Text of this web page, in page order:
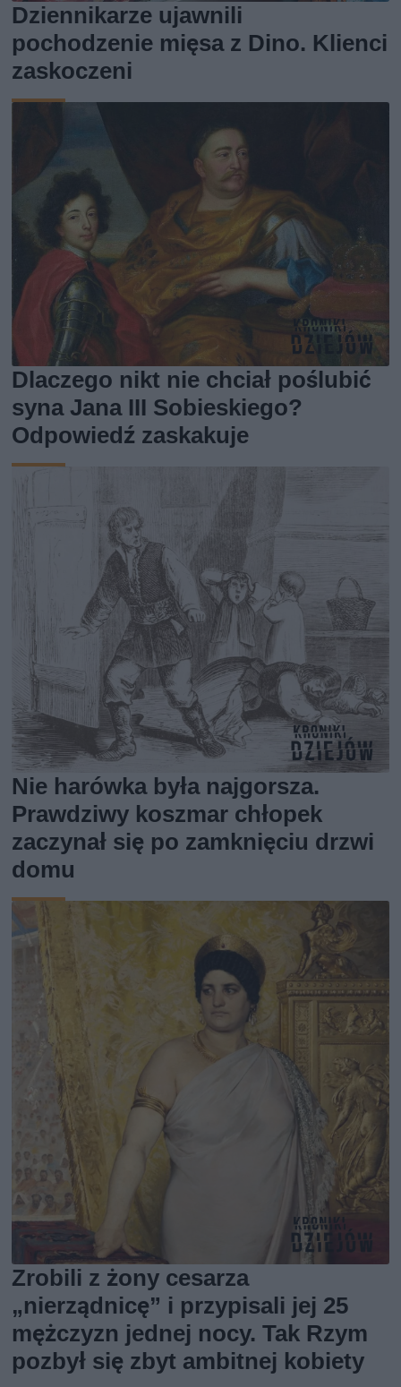
Dziennikarze ujawnili
pochodzenie mięsa z Dino. Klienci
zaskoczeni
Dlaczego nikt nie chciał poślubić
syna Jana III Sobieskiego?
Odpowiedź zaskakuje
Nie harówka była najgorsza.
Prawdziwy koszmar chłopek
zaczynał się po zamknięciu drzwi
domu
Zrobili z żony cesarza
„nierządnicę” i przypisali jej 25
mężczyzn jednej nocy. Tak Rzym
pozbył się zbyt ambitnej kobiety